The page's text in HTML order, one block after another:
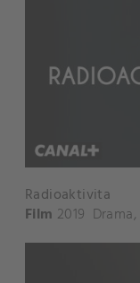
Radioaktivita
Film 2019 Drama,